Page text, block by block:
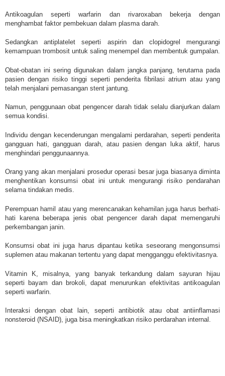
Antikoagulan seperti warfarin dan rivaroxaban bekerja dengan
menghambat faktor pembekuan dalam plasma darah.
Sedangkan antiplatelet seperti aspirin dan clopidogrel mengurangi
kemampuan trombosit untuk saling menempel dan membentuk gumpalan.
Obat-obatan ini sering digunakan dalam jangka panjang, terutama pada
pasien dengan risiko tinggi seperti penderita fibrilasi atrium atau yang
telah menjalani pemasangan stent jantung.
Namun, penggunaan obat pengencer darah tidak selalu dianjurkan dalam
semua kondisi.
Individu dengan kecenderungan mengalami perdarahan, seperti penderita
gangguan hati, gangguan darah, atau pasien dengan luka aktif, harus
menghindari penggunaannya.
Orang yang akan menjalani prosedur operasi besar juga biasanya diminta
menghentikan konsumsi obat ini untuk mengurangi risiko pendarahan
selama tindakan medis.
Perempuan hamil atau yang merencanakan kehamilan juga harus berhati-
hati karena beberapa jenis obat pengencer darah dapat memengaruhi
perkembangan janin.
Konsumsi obat ini juga harus dipantau ketika seseorang mengonsumsi
suplemen atau makanan tertentu yang dapat mengganggu efektivitasnya.
Vitamin K, misalnya, yang banyak terkandung dalam sayuran hijau
seperti bayam dan brokoli, dapat menurunkan efektivitas antikoagulan
seperti warfarin.
Interaksi dengan obat lain, seperti antibiotik atau obat antiinflamasi
nonsteroid (NSAID), juga bisa meningkatkan risiko perdarahan internal.